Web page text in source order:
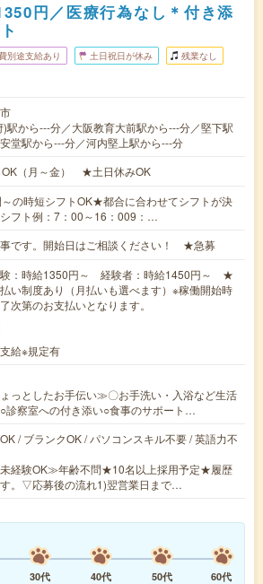
円／医療行為なし＊付き添
別途支給あり 土日祝日が休み 残業なし
駅から---分／大阪教育大前駅から---分／堅下駅
堂駅から---分／河内堅上駅から---分
OK（月～金） ★土日休みOK
の時短シフトOK★都合に合わせてシフトが決
フト例：7：00～16：009：…
です。開始日はご相談ください！ ★急募
験：時給1350円～ 経験者：時給1450円～ ★
い制度あり（月払いも選べます）※稼働開始時
次第のお支払いとなります。
給※規定有
っとしたお手伝い≫〇お手洗い・入浴など生活
診察室への付き添い○食事のサポート…
/ ブランクOK / パソコンスキル不要 / 英語力不
経験OK≫年齢不問★10名以上採用予定★履歴
。▽応募後の流れ1)翌営業日まで…
30代 40代 50代
60代